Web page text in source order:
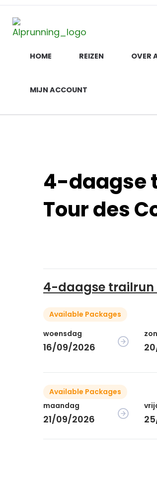
Alprunning
De ultieme trailrun ervaring
HOME REIZEN OVER
MIJN ACCOUNT
4-daagse
Tour des
4-daagse trailrun
Available Packages
woensdag
16/09/2026
Available Packages
maandag
21/09/2026